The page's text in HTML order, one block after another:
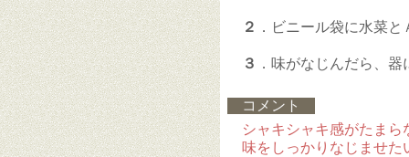
２ ．ビニール袋に水菜
３ ．味がなじんだら、
コメント
シャキシャキ感がたま
味をしっかりなじませた